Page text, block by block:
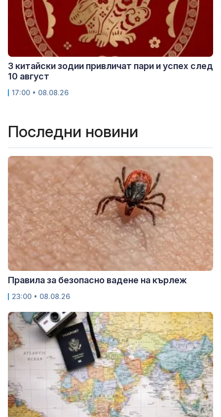
3 китайски зодии привличат пари и успех след
10 август
17:00 • 08.08.26
Последни новини
Правила за безопасно вадене на кърлеж
23:00 • 08.08.26